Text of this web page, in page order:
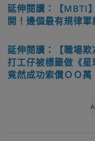
延伸閱讀：【MBTI
開！邊個最有規律
延伸閱讀：【職場
打工仔被標籤做《
竟然成功索償ＯＯ萬